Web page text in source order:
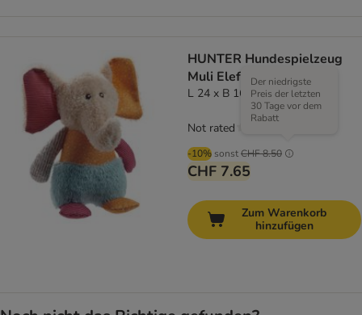
HUNTER Hundespielzeug
Muli Elefant
L 24 x B 16 x H 6 cm
-10% sonstCHF 8.50
Der niedrigste
Preis der letzten
30 Tage vor dem
Rabatt
CHF 7.65
Not rated
Zum Warenkorb
hinzufügen